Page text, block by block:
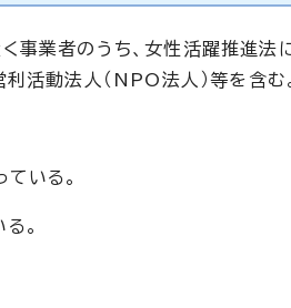
事業者のうち、女性活躍推進法
活動法人（NPO法人）等を含む。
いる。
。